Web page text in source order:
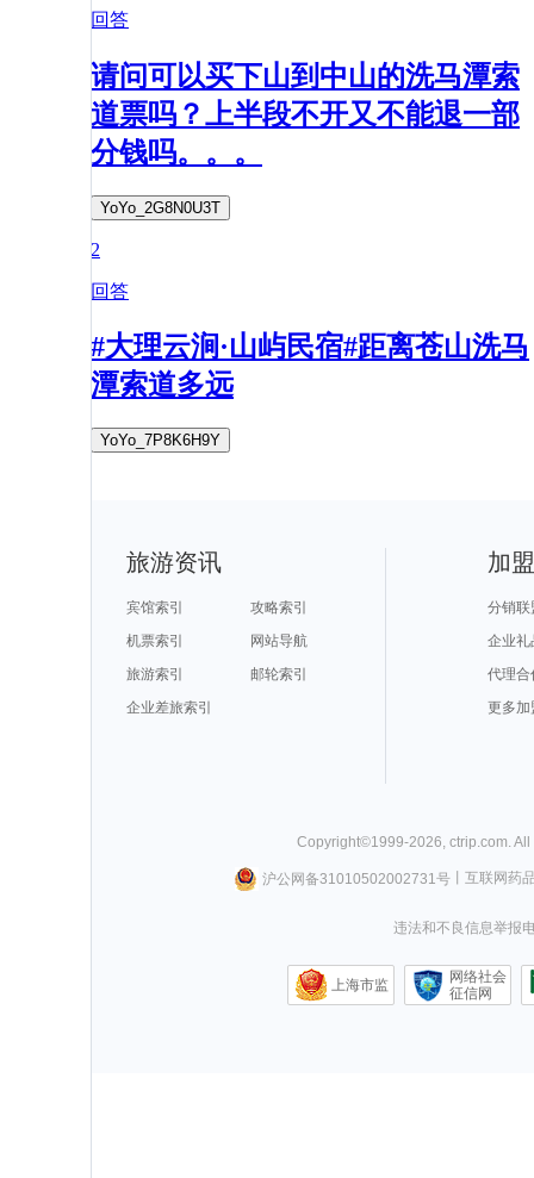
回答
请问可以买下山到中山的洗马潭索
道票吗？上半段不开又不能退一部
分钱吗。。。
YoYo_2G8N0U3T
2
回答
#大理云涧·山屿民宿#距离苍山洗马
潭索道多远
YoYo_7P8K6H9Y
旅游资讯
宾馆索引
攻略索引
机票索引
网站导航
旅游索引
邮轮索引
企业差旅索引
加
分销联
企业礼
代理合
更多加
Copyright©1999-2026, ctrip.com.
沪公网备31010502002731号丨 互联网药
违法和不良信息举报
上海市监
网络社会
征信网